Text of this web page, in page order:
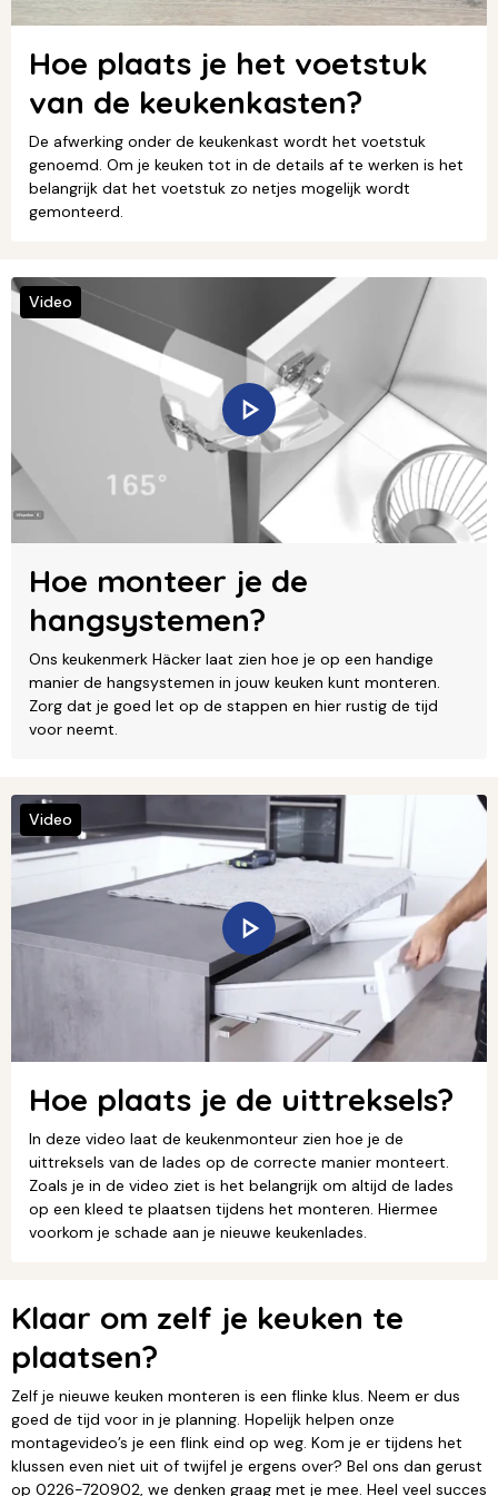
Hoe plaats je het voetstuk
van de keukenkasten?
De afwerking onder de keukenkast wordt het voetstuk
genoemd. Om je keuken tot in de details af te werken is het
belangrijk dat het voetstuk zo netjes mogelijk wordt
gemonteerd.
Hoe monteer je de
hangsystemen?
Ons keukenmerk Häcker laat zien hoe je op een handige
manier de hangsystemen in jouw keuken kunt monteren.
Zorg dat je goed let op de stappen en hier rustig de tijd
voor neemt.
Video
Hoe plaats je de uittreksels?
In deze video laat de keukenmonteur zien hoe je de
uittreksels van de lades op de correcte manier monteert.
Zoals je in de video ziet is het belangrijk om altijd de lades
op een kleed te plaatsen tijdens het monteren. Hiermee
voorkom je schade aan je nieuwe keukenlades.
Video
Klaar om zelf je keuken te
plaatsen?
Zelf je nieuwe keuken monteren is een flinke klus. Neem er dus
goed de tijd voor in je planning. Hopelijk helpen onze
montagevideo’s je een flink eind op weg. Kom je er tijdens het
klussen even niet uit of twijfel je ergens over? Bel ons dan gerust
op 0226-720902, we denken graag met je mee. Heel veel succes